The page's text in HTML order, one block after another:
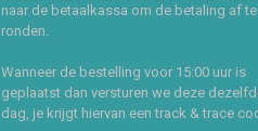
naar de betaalkassa om de betaling af te
ronden.
Wanneer de bestelling voor 15:00 uur is
geplaatst dan versturen we deze
dag, je krijgt hiervan een track & trace